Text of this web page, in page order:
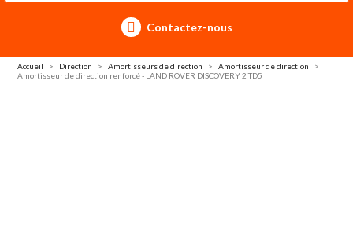
Contactez-nous
Accueil Direction Amortisseurs de direction
Amortisseur de direction
Amortisseur de direction renforcé - LAND ROVER DISCOVERY 2 TD5